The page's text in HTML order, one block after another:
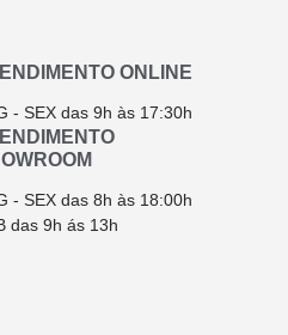
ONLINE
- SEX das 9h às 17:30h
- SEX das 8h às 18:00h
das 9h ás 13h